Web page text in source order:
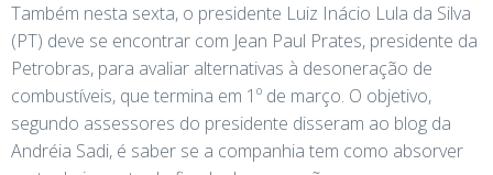
Também nesta sexta, o presidente Luiz Inácio Lula da Silva
(PT) deve se encontrar com Jean Paul Prates, presidente da
Petrobras, para avaliar alternativas à desoneração de
combustíveis, que termina em 1º de março. O objetivo,
segundo assessores do presidente disseram ao blog da
Andréia Sadi, é saber se a companhia tem como absorver